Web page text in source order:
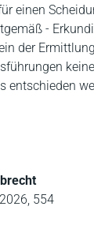
einen
-
der
entschieden
554